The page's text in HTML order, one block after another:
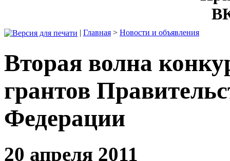
| Главная > Новости и объявления
Вторая волна
грантов
Федерации
20 апреля 2011